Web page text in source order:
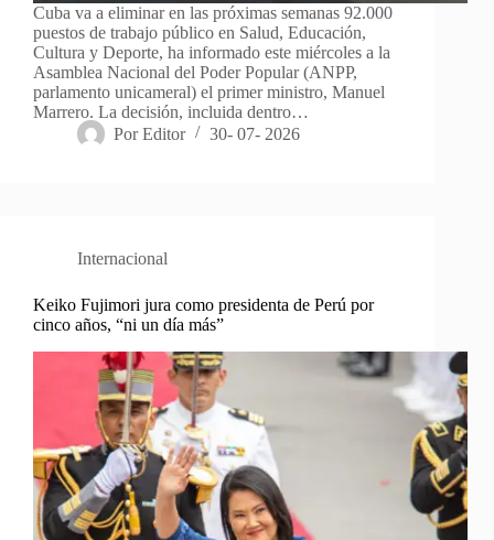
Cuba va a eliminar en las próximas semanas 92.000
puestos de trabajo público en Salud, Educación,
Cultura y Deporte, ha informado este miércoles a la
Asamblea Nacional del Poder Popular (ANPP,
parlamento unicameral) el primer ministro, Manuel
Marrero. La decisión, incluida dentro…
Por Editor 30- 07- 2026
Internacional
Keiko Fujimori jura como presidenta de Perú por
cinco años, “ni un día más”